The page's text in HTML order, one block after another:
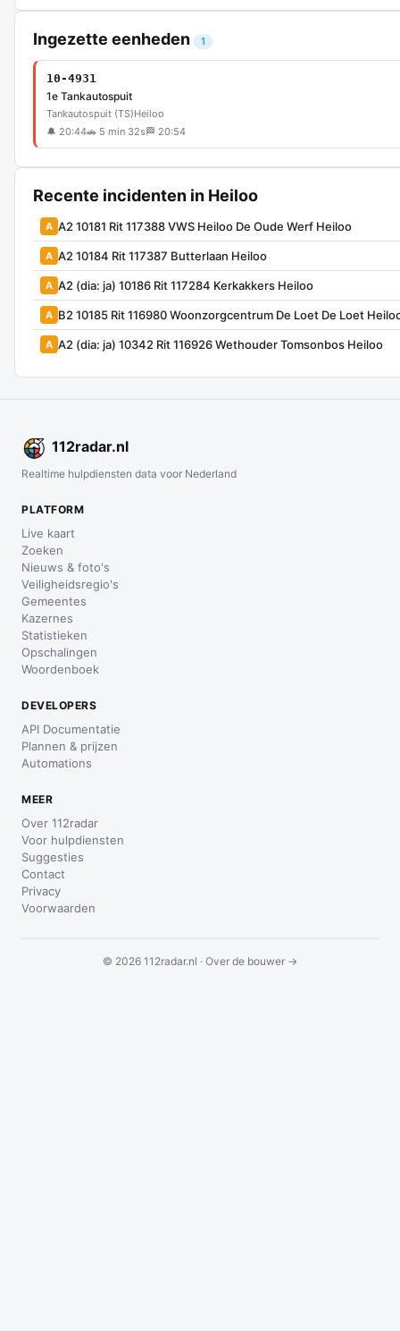
Ingezette eenheden 1
10-4931
1e Tankautospuit
Tankautospuit (TS)Heiloo
🔔 20:44🚗 5 min 32s 🏁 20:54
Recente incidenten in Heiloo
A A2 10181 Rit 117388 VWS Heiloo De Oude Werf Heiloo
A A2 10184 Rit 117387 Butterlaan Heiloo
A A2 (dia: ja) 10186 Rit 117284 Kerkakkers Heiloo
A B2 10185 Rit 116980 Woonzorgcentrum De Loet De Loet
A A2 (dia: ja) 10342 Rit 116926 Wethouder Tomsonbos Heiloo
112radar.nl
Realtime hulpdiensten data voor Nederland
PLATFORM
Live kaart
Zoeken
Nieuws & foto's
Veiligheidsregio's
Gemeentes
Kazernes
Statistieken
Opschalingen
Woordenboek
DEVELOPERS
API Documentatie
Plannen & prijzen
Automations
MEER
Over 112radar
Voor hulpdiensten
Suggesties
Contact
Privacy
Voorwaarden
© 2026 112radar.nl · Over de bouwer →